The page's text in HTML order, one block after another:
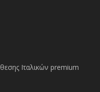
Ιταλικών premium